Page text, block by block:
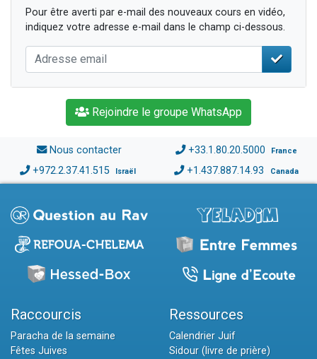
Pour être averti par e-mail des nouveaux cours en vidéo,
indiquez votre adresse e-mail dans le champ ci-dessous.
Rejoindre le groupe WhatsApp
Nous contacter +33.1.80.20.5000 France
+972.2.37.41.515 Israël +1.437.887.14.93 Canada
Raccourcis
Paracha de la semaine
Fêtes Juives
Ressources
Calendrier Juif
Sidour (livre de prière)